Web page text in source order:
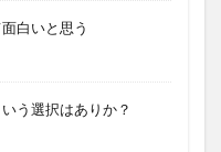
白いと思う
う選択はありか？